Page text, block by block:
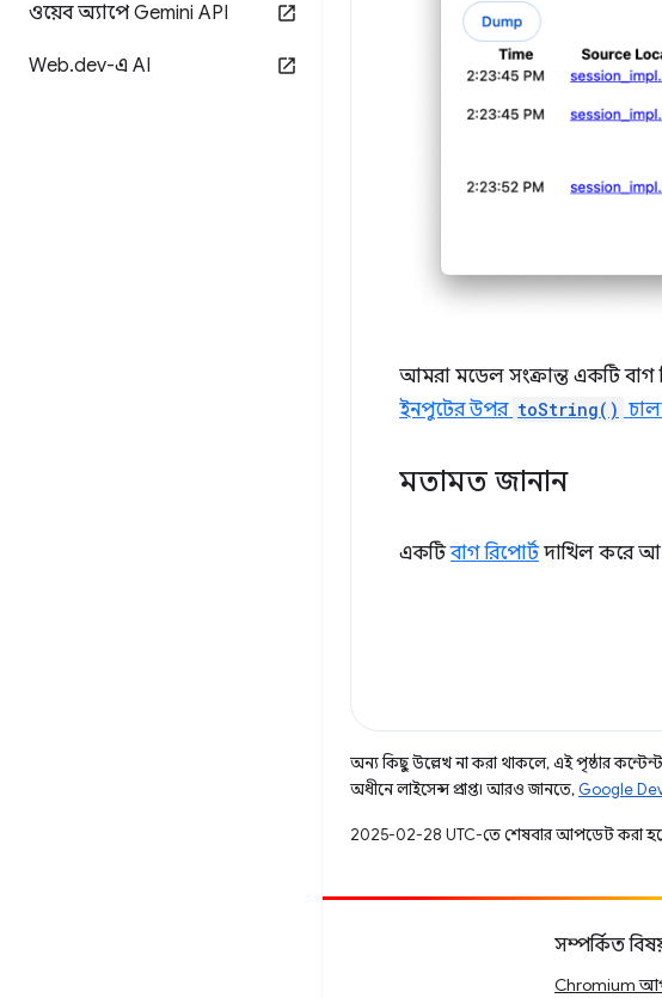
ওয়েব অ্যাপে Gemini API
Web.dev-এ AI
আমরা মডেল সংক্রান্ত একটি বাগ
ইনপুটের উপর toString()
মতামত জানান
একটিবাগ রিপোর্টদাখিল করে
অন্য কিছু উল্লেখ না করা থাকলে, এই পৃষ্ঠার কন্টেন্ট
অধীনে লাইসেন্স প্রাপ্ত। আরও জানতে, Google
2025-02-28 UTC-তে শেষবার আপডেট করা
সম্পর্কিত
Chromium